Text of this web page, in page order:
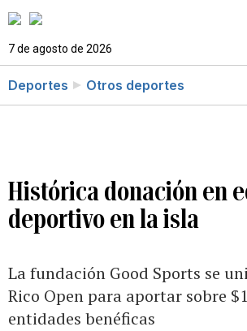
7 de agosto de 2026
Deportes Otros deportes
Histórica donación en
deportivo en la isla
La fundación Good Sports se
Rico Open para aportar sobre
entidades benéficas